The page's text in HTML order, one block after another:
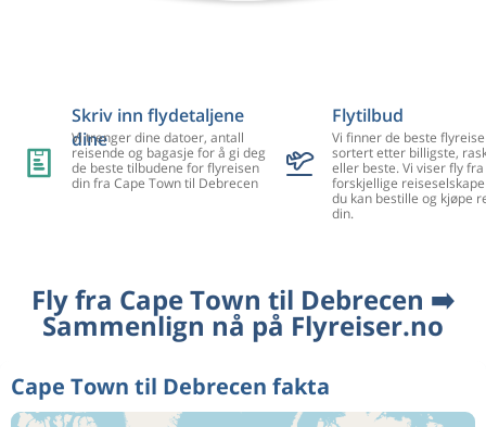
Skriv inn flydetaljene
dine
Vi trenger dine datoer, antall
reisende og bagasje for å gi deg
de beste tilbudene for flyreisen
din fra Cape Town til Debrecen
Flytilbud
Vi finner de beste
sortert etter billigste,
eller beste. Vi viser fly
forskjellige
du kan bestille og kjøpe
din.
Fly fra Cape Town til Debrecen ➡️
Sammenlign nå på Flyreiser.no
Cape Town til Debrecen fakta